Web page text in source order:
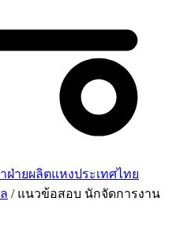
ายผลิตแหงประเทศไทย
/ แนวข้อสอบ นักจัดการงาน